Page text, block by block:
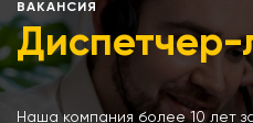
ВАКАНСИЯ
Диспетчер-
Наша компания более 10 лет